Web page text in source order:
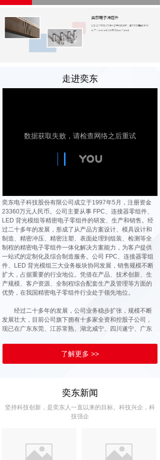
件
了解更多 >>
走进奕东
奕东电子科技股份有限公司成立于1997年5月，注册资金
23360万元人民币。公司主要从事 FPC、连接器零组件、
LED 背光模组等精密电子零组件的研发、生产和销售。经
过二十多年的发展，形成了从产品方案设计、模具设计和
制造、精密冲压、精密注塑、表面处理到组装、检测等全
制程的精密电子零组件一体化解决方案能力，为客户提供
一站式的定制化及综合制造服务。公司 FPC、连接器零组
件、LED 背光模组三大业务板块协同发展，销售规模不断
扩大，占据重要的行业地位。凭借在产品、技术创新、生
产规模、客户资源、全制程综合配套生产及管理等方面的
优势，在我国精密电子零组件行业处于领先地位。
经过二十多年的发展，公司业务稳步扩张，规模不断
发展壮大，目前公司旗下拥有十多家全资和控股子公司，
现已在广东东莞、江苏常熟、湖北咸宁、四川遂宁、广东
产基地。公司立足华南，拓展全国，走向全球，已成为国
内外众多知名品牌客户最可信赖的合作伙伴
坚持科技创新，是奕东人一直以来的目标。科技兴企，科
技强企
奕东新闻